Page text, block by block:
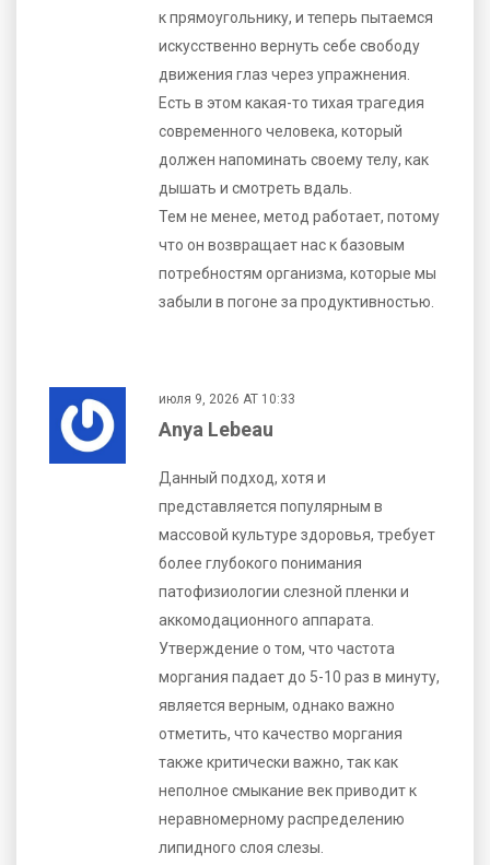
к прямоугольнику, и теперь пытаемся
искусственно вернуть себе свободу
движения глаз через упражнения.
Есть в этом какая-то тихая трагедия
современного человека, который
должен напоминать своему телу, как
дышать и смотреть вдаль.
Тем не менее, метод работает, потому
что он возвращает нас к базовым
потребностям организма, которые мы
забыли в погоне за продуктивностью.
июля 9, 2026 AT 10:33
Anya Lebeau
Данный подход, хотя и
представляется популярным в
массовой культуре здоровья, требует
более глубокого понимания
патофизиологии слезной пленки и
аккомодационного аппарата.
Утверждение о том, что частота
моргания падает до 5-10 раз в минуту,
является верным, однако важно
отметить, что качество моргания
также критически важно, так как
неполное смыкание век приводит к
неравномерному распределению
липидного слоя слезы.